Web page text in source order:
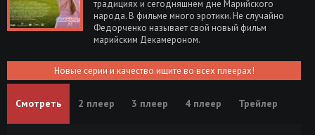
традициях и сегодняшнем дне Марийского
народа. В фильме много эротики. Не случайно
Федорченко называет свой новый фильм
марийским Декамероном.
Новые серии и качество ищите во всех плеерах!
Смотреть 2 плеер 3 плеер 4 плеер Трейлер